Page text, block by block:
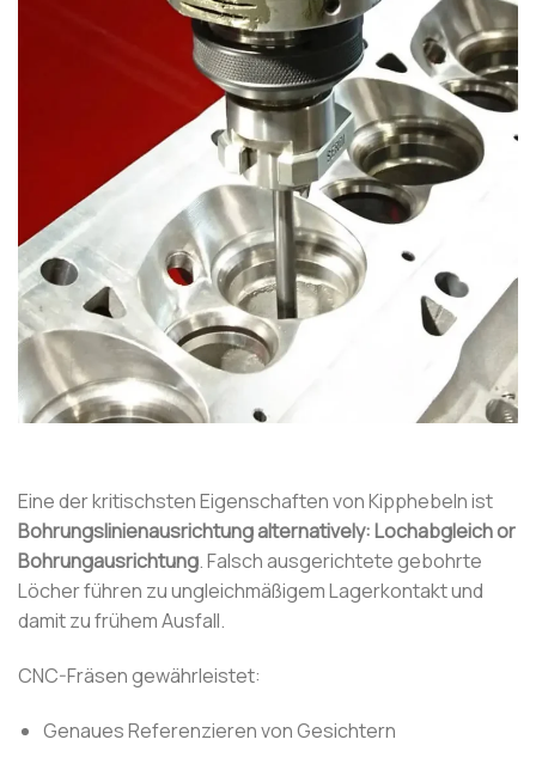
Eine der kritischsten Eigenschaften von Kipphebeln ist
Bohrungslinienausrichtung alternatively: Lochabgleich or
Bohrungausrichtung. Falsch ausgerichtete gebohrte
Löcher führen zu ungleichmäßigem Lagerkontakt und
damit zu frühem Ausfall.
CNC-Fräsen gewährleistet:
Genaues Referenzieren von Gesichtern